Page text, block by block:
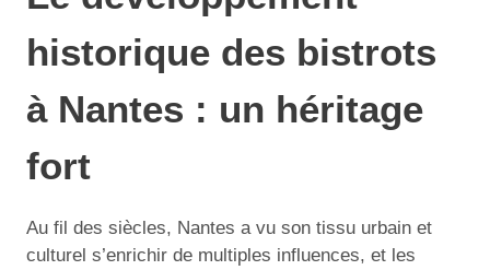
historique des bistrots
à Nantes : un héritage
fort
Au fil des siècles, Nantes a vu son tissu urbain et
culturel s’enrichir de multiples influences, et les